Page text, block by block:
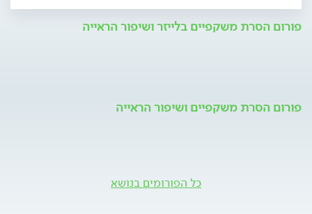
פורום הסרת משקפיים בלייזר ושיפור הראייה
פורום הסרת משקפיים ושיפור הראייה
כל הפורומים בנושא